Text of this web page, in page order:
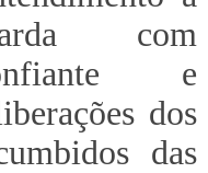
com
e
dos
das